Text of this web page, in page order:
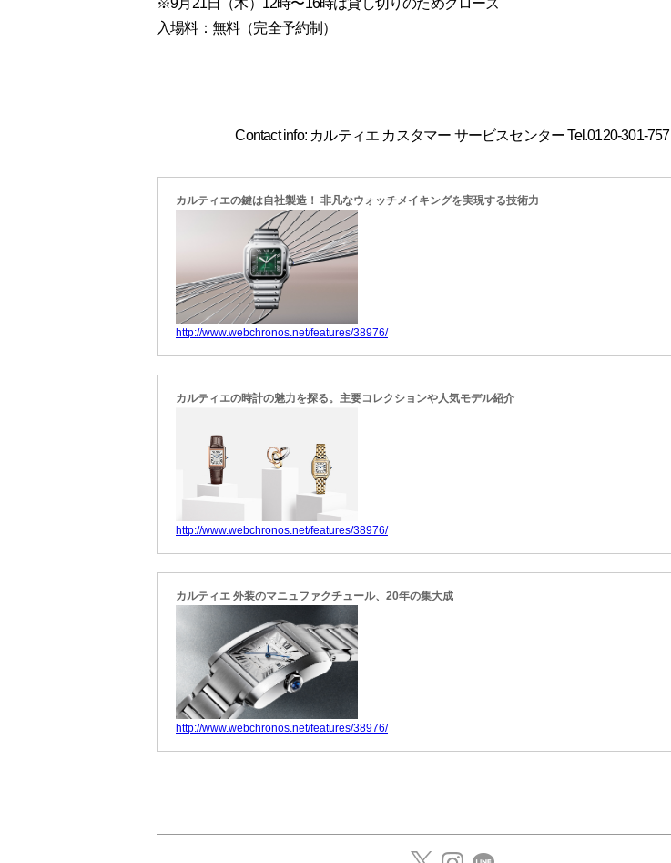
入場料：無料（完全予約制）
Contact info: カルティエ カスタマー サービスセンター Tel.0120-301-757
カルティエの鍵は自社製造！ 非凡なウォッチメイキングを実現する技術力
http://www.webchronos.net/features/38976/
カルティエの時計の魅力を探る。主要コレクションや人気モデル紹介
http://www.webchronos.net/features/38976/
カルティエ 外装のマニュファクチュール、20年の集大成
http://www.webchronos.net/features/38976/